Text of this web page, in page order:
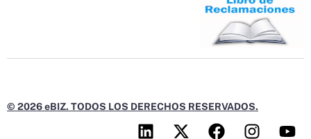
© 2026 eBIZ. TODOS LOS DERECHOS RESERVADOS.
L
X
F
I
Y